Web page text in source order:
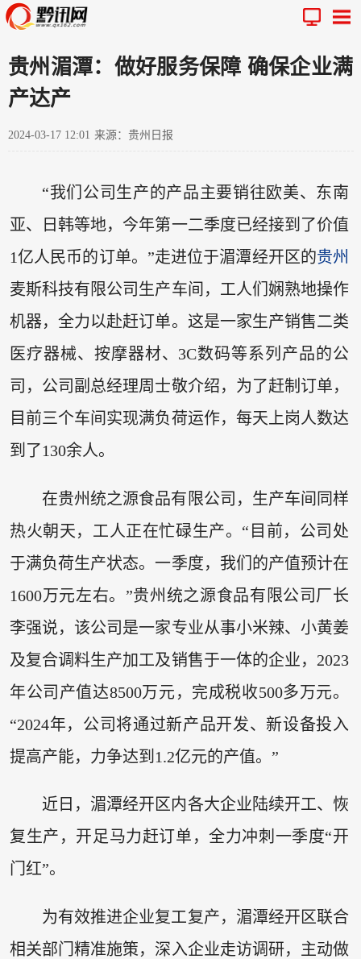
贵州湄潭：做好服务保障 确保企业满
产达产
2024-03-17 12:01 来源：贵州日报
“我们公司生产的产品主要销往欧美、东南
亚、日韩等地，今年第一二季度已经接到了价值
1亿人民币的订单。”走进位于湄潭经开区的贵州
麦斯科技有限公司生产车间，工人们娴熟地操作
机器，全力以赴赶订单。这是一家生产销售二类
医疗器械、按摩器材、3C数码等系列产品的公
司，公司副总经理周士敬介绍，为了赶制订单，
目前三个车间实现满负荷运作，每天上岗人数达
到了130余人。
在贵州统之源食品有限公司，生产车间同样
热火朝天，工人正在忙碌生产。“目前，公司处
于满负荷生产状态。一季度，我们的产值预计在
1600万元左右。”贵州统之源食品有限公司厂长
李强说，该公司是一家专业从事小米辣、小黄姜
及复合调料生产加工及销售于一体的企业，2023
年公司产值达8500万元，完成税收500多万元。
“2024年，公司将通过新产品开发、新设备投入
提高产能，力争达到1.2亿元的产值。”
近日，湄潭经开区内各大企业陆续开工、恢
复生产，开足马力赶订单，全力冲刺一季度“开
门红”。
为有效推进企业复工复产，湄潭经开区联合
相关部门精准施策，深入企业走访调研，主动做